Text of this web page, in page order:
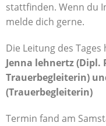
stattfinden. Wenn du
melde dich gerne.
Die Leitung des Tages
Jenna lehnertz (Dipl.
Trauerbegleiterin)
(Trauerbegleiterin)
Termin fand am